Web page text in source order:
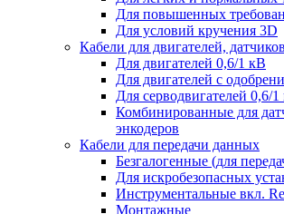
Для повышенных
Для условий кручения 3D
Кабели для двигателей,
Для двигателей 0,6/1 кВ
Для двигателей с
Для серводвигателей 0,6/
Комбинированные для
энкодеров
Кабели для передачи данных
Безгалогенные (для
Для искробезопасных
Инструментальные вкл.
Монтажные